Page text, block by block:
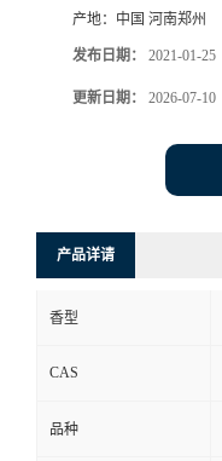
产地： 中国 河南郑州
发布日期： 2021-01-25
更新日期： 2026-07-10
产品详请
香型
CAS
品种